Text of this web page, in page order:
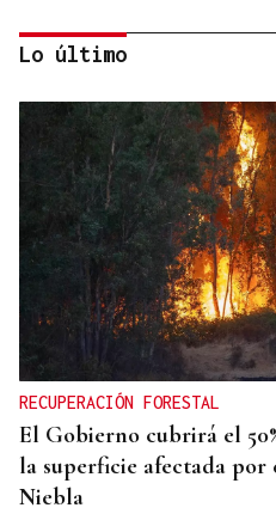
El Ballet Folklórico Tupa
y Francia
Lo último
RECUPERACIÓN FORESTAL
El Gobierno cubrirá el
la superficie afectada
Niebla